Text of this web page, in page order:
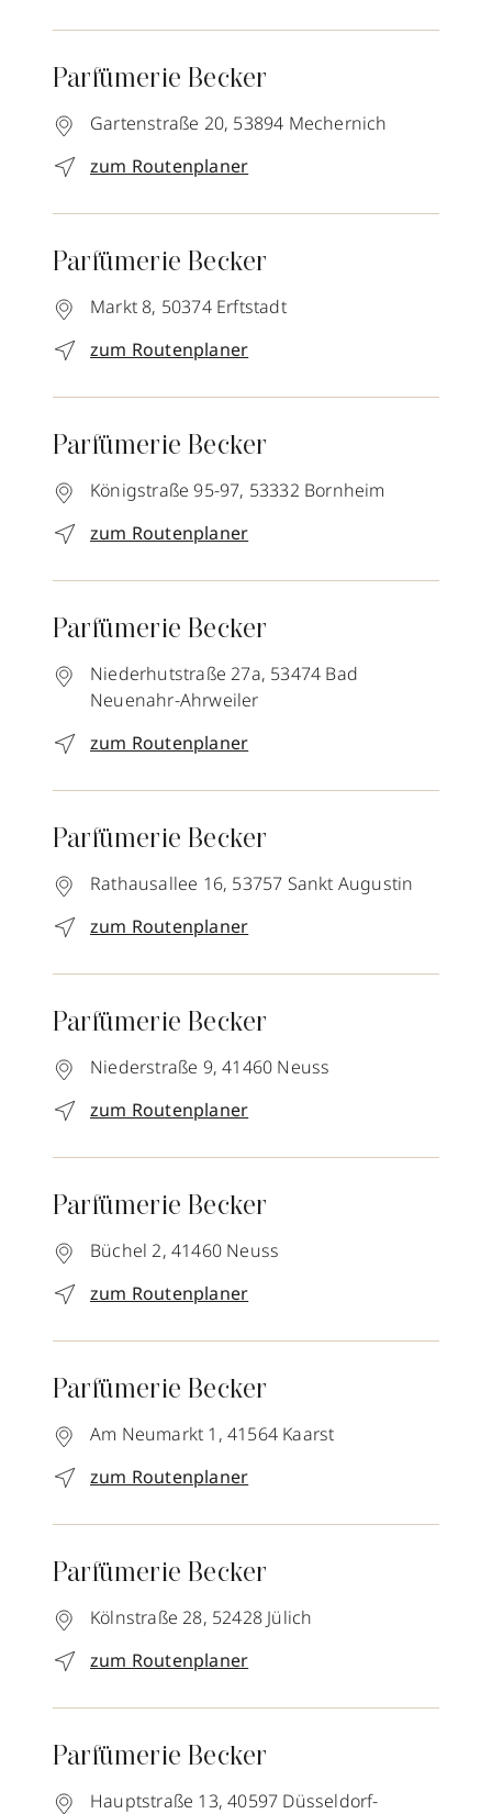
Parfümerie Becker
Gartenstraße 20, 53894 Mechernich
zum Routenplaner
Parfümerie Becker
Markt 8, 50374 Erftstadt
zum Routenplaner
Parfümerie Becker
Königstraße 95-97, 53332 Bornheim
zum Routenplaner
Parfümerie Becker
Niederhutstraße 27a, 53474 Bad
Neuenahr-Ahrweiler
zum Routenplaner
Parfümerie Becker
Rathausallee 16, 53757 Sankt Augustin
zum Routenplaner
Parfümerie Becker
Niederstraße 9, 41460 Neuss
zum Routenplaner
Parfümerie Becker
Büchel 2, 41460 Neuss
zum Routenplaner
Parfümerie Becker
Am Neumarkt 1, 41564 Kaarst
zum Routenplaner
Parfümerie Becker
Kölnstraße 28, 52428 Jülich
zum Routenplaner
Parfümerie Becker
Hauptstraße 13, 40597 Düsseldorf-